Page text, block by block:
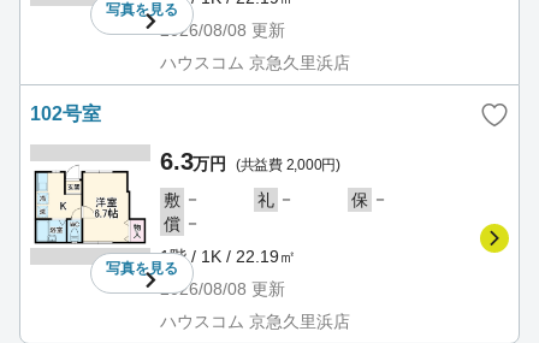
写真を見る
2026/08/08 更新
ハウスコム 京急久里浜店
102号室
写真を見る
6.3万円 (共益費 2,000円)
敷 － 礼 － 保 －
償 －
1階 / 1K / 22.19㎡
2026/08/08 更新
ハウスコム 京急久里浜店